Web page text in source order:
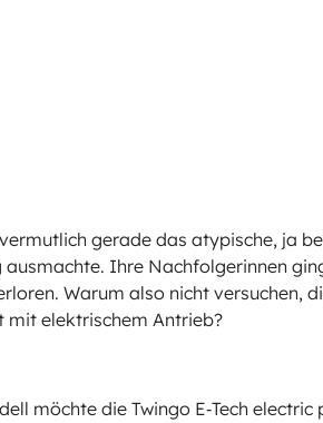
gerade das atypische, ja
ausmachte. Ihre Nachfolgerinnen
Warum also nicht versuchen,
elektrischem Antrieb?
möchte die Twingo E‑Tech